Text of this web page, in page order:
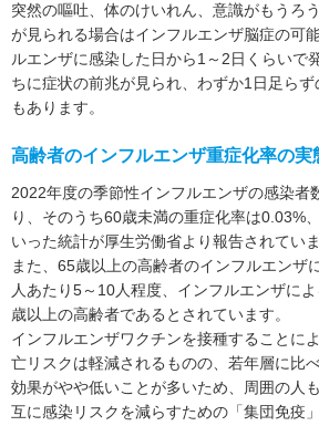
突然の嘔吐、体のけいれん、意識がもうろ
が見られる場合はインフルエンザ脳症の可
ルエンザに感染した日から1～2日くらいで
ちに症状の前兆が見られ、わずか1日足ら
もあります。
高齢者のインフルエンザ重症化率の実
2022年度の季節性インフルエンザの感染者
り、そのうち60歳未満の重症化率は0.03%
いった統計が厚生労働省より報告されていま
また、65歳以上の高齢者のインフルエンザ
人あたり5～10人程度、インフルエンザに
歳以上の高齢者であるとされています。
インフルエンザワクチンを接種することに
亡リスクは軽減されるものの、若年層に比
効果がやや低いことが多いため、周囲の人
互に感染リスクを減らすための「集団免疫